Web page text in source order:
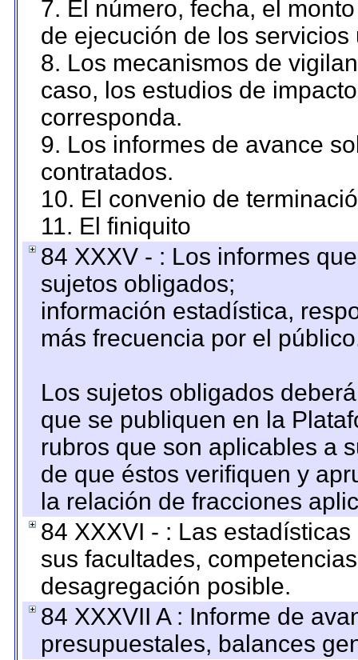
7. El número, fecha, el
de ejecución de los servicios
8. Los mecanismos de
caso, los estudios de
corresponda.
9. Los informes de avance
contratados.
10. El convenio de
11. El finiquito
84 XXXV - : Los informes
sujetos obligados;
información estadística,
más frecuencia por el
Los sujetos obligados
que se publiquen en la
rubros que son aplicables a
de que éstos verifiquen y
la relación de fracciones
84 XXXVI - : Las
sus facultades,
desagregación posible.
84 XXXVII A : Informe de
presupuestales, balances